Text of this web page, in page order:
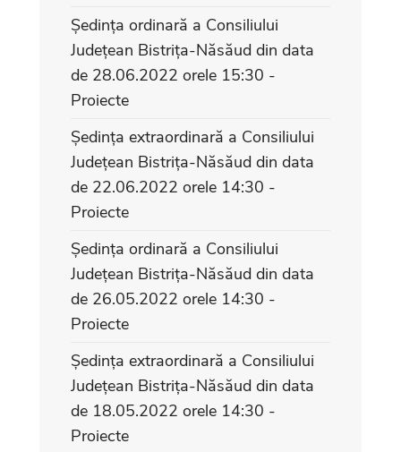
Ședința ordinară a Consiliului
Județean Bistrița-Năsăud din data
de 28.06.2022 orele 15:30 -
Proiecte
Ședința extraordinară a Consiliului
Județean Bistrița-Năsăud din data
de 22.06.2022 orele 14:30 -
Proiecte
Ședința ordinară a Consiliului
Județean Bistrița-Năsăud din data
de 26.05.2022 orele 14:30 -
Proiecte
Ședința extraordinară a Consiliului
Județean Bistrița-Năsăud din data
de 18.05.2022 orele 14:30 -
Proiecte